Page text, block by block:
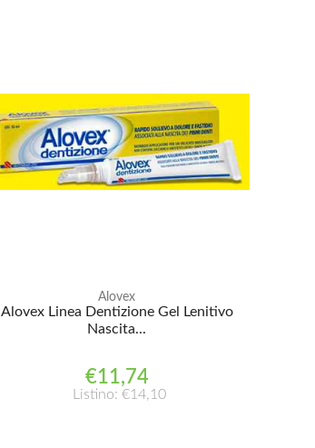
Alovex
Alovex Linea Dentizione Gel Lenitivo
Nascita...
€11,74
Listino: €14,10